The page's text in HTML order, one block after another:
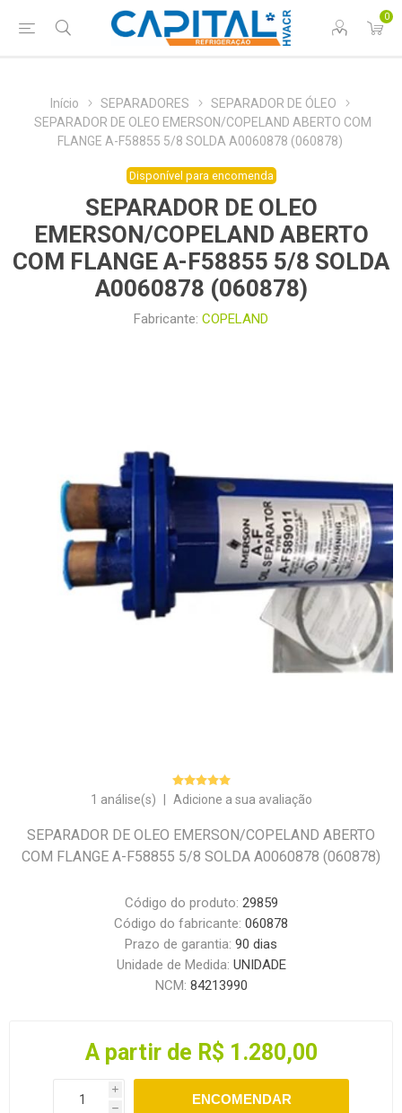
0
Início SEPARADORES
SEPARADOR DE ÓLEO
SEPARADOR DE OLEO EMERSON/COPELAND ABERTO COM
FLANGE A-F58855 5/8 SOLDA A0060878 (060878)
Disponível para encomenda
SEPARADOR DE OLEO
EMERSON/COPELAND ABERTO
COM FLANGE A-F58855 5/8 SOLDA
A0060878 (060878)
Fabricante: COPELAND
1 análise(s) Adicione a sua avaliação
SEPARADOR DE OLEO EMERSON/COPELAND ABERTO
COM FLANGE A-F58855 5/8 SOLDA A0060878 (060878)
Código do produto: 29859
Código do fabricante: 060878
Prazo de garantia: 90 dias
Unidade de Medida: UNIDADE
NCM: 84213990
A partir de R$ 1.280,00
i
h
ENCOMENDAR